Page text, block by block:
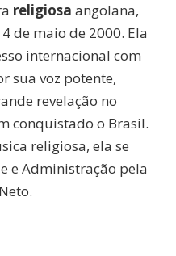
religiosa angolana,
de maio de 2000. Ela
internacional com
sua voz potente,
revelação no
conquistado o Brasil.
religiosa, ela se
e Administração pela